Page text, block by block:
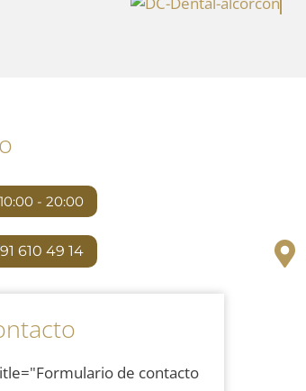
10:00 - 20:00
91 610 49 14
de contacto